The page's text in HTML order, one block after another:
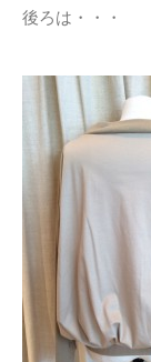
後ろは・・・